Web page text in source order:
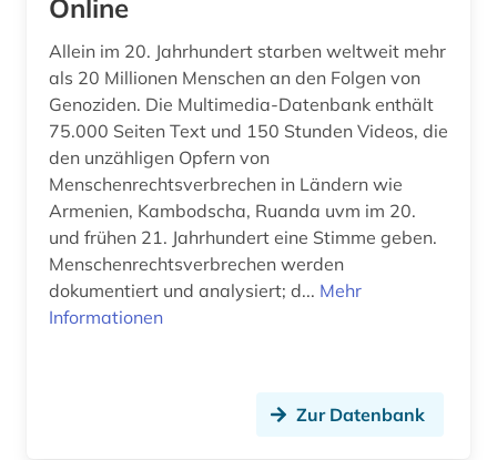
Online
Allein im 20. Jahrhundert starben weltweit mehr
als 20 Millionen Menschen an den Folgen von
Genoziden. Die Multimedia-Datenbank enthält
75.000 Seiten Text und 150 Stunden Videos, die
den unzähligen Opfern von
Menschenrechtsverbrechen in Ländern wie
Armenien, Kambodscha, Ruanda uvm im 20.
und frühen 21. Jahrhundert eine Stimme geben.
Menschenrechtsverbrechen werden
dokumentiert und analysiert; d... Mehr
Informationen
Zur Datenbank